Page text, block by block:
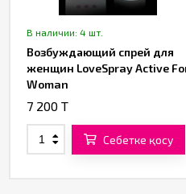
В наличии: 4 шт.
Возбуждающий спрей для
женщин LoveSpray Active
Woman
7 200 T
Себетке қосу